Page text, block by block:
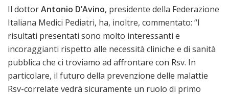
Il dottorAntonio D’Avino, presidente della Federazione
Italiana Medici Pediatri, ha, inoltre, commentato: “I
risultati presentati sono molto interessanti e
incoraggianti rispetto alle necessità cliniche e di sanità
pubblica che ci troviamo ad affrontare con Rsv. In
particolare, il futuro della prevenzione delle malattie
Rsv-correlate vedrà sicuramente un ruolo di primo